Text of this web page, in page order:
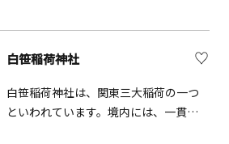
に、竜の形をした岩があることから、
水をつかさどる「竜神」が宿ると伝え
られる場所です。昔から行者や猟師な
どが喉を潤し、一息ついた泉として知
られています。
白笹稲荷神社
白笹稲荷神社は、関東三大稲荷の一つ
といわれています。境内には、一貫田